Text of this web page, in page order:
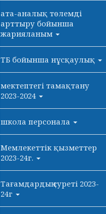
ата-аналық төлемді
арттыру бойынша
жарияланым
ТБ бойынша нұсқаулық
мектептегі тамақтану
2023-2024
школа персонала
Мемлекеттік қызметтер
2023-24г.
Тағамдардың суреті 2023-
24г